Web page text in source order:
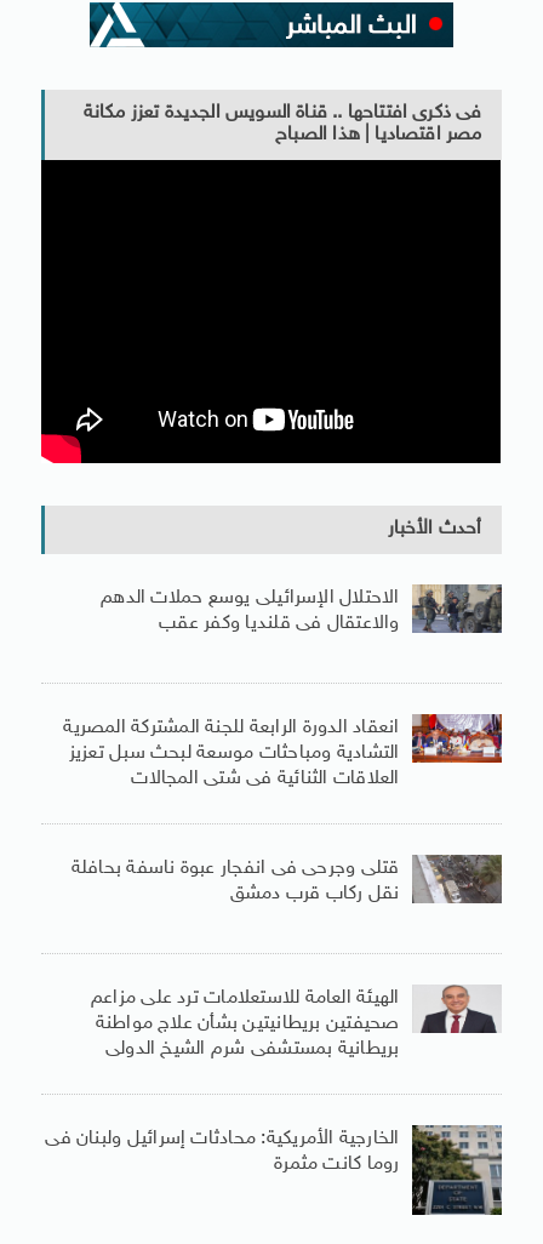
فى ذكرى افتتاحها .. قناة السويس الجديدة تعزز مكانة
مصر اقتصاديا | هذا الصباح
أحدث الأخبار
الاحتلال الإسرائيلى يوسع حملات الدهم
والاعتقال فى قلنديا وكفر عقب
انعقاد الدورة الرابعة للجنة المشتركة المصرية
التشادية ومباحثات موسعة لبحث سبل تعزيز
العلاقات الثنائية فى شتى المجالات
قتلى وجرحى فى انفجار عبوة ناسفة بحافلة
نقل ركاب قرب دمشق
الهيئة العامة للاستعلامات ترد على مزاعم
صحيفتين بريطانيتين بشأن علاج مواطنة
بريطانية بمستشفى شرم الشيخ الدولى
الخارجية الأمريكية: محادثات إسرائيل ولبنان فى
روما كانت مثمرة